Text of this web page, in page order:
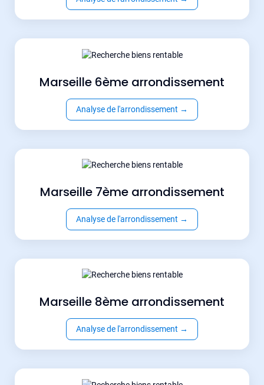
Marseille 6ème arrondissement
Analyse de l'arrondissement →
Marseille 7ème arrondissement
Analyse de l'arrondissement →
Marseille 8ème arrondissement
Analyse de l'arrondissement →